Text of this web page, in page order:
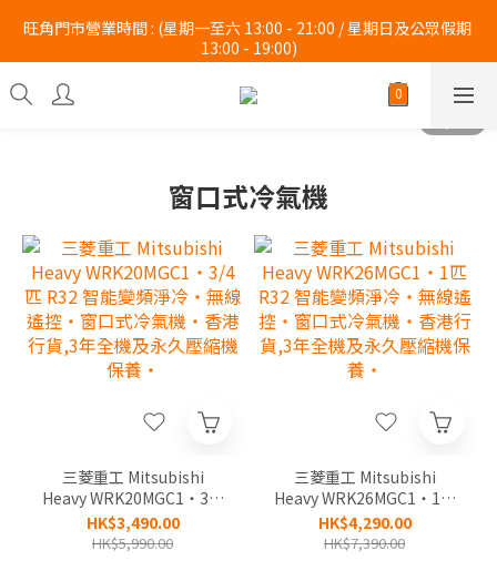
旺角門市營業時間 : (星期一至六 13:00 - 21:00 / 星期日及公眾假期
13:00 - 19:00)
旺角門市營業時間 : (星期一至六 13:00 - 21:00 / 星期日及公眾假期
13:00 - 19:00)
Whatsapp :  9140 6664  Tel : 2997 9450 。
窗口式冷氣機
三菱重工 Mitsubishi
Heavy WRK20MGC1‧3/4
匹 R32 智能變頻淨冷‧無
線遙控‧窗口式冷氣機‧香
HK$3,490.00
HK$5,990.00
三菱重工 Mitsubishi
Heavy WRK26MGC1‧1匹
R32 智能變頻淨冷‧無線遙
控‧窗口式冷氣機‧香港行
HK$4,290.00
HK$7,390.00